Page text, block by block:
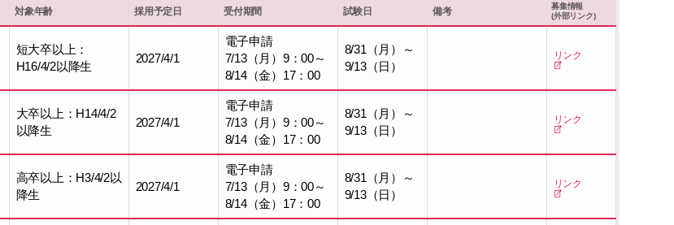
対象年齢 採用予定日 受付期間 試験日 備考
募集情報
(外部リンク)
短大卒以上：
H16/4/2以降生
2027/4/1
電子申請
7/13（月）9：00～
8/14（金）17：00
8/31（月）～
9/13（日）
リンク
大卒以上：H14/4/2
以降生
2027/4/1
電子申請
7/13（月）9：00～
8/14（金）17：00
8/31（月）～
9/13（日）
リンク
高卒以上：H3/4/2以
降生
2027/4/1
電子申請
7/13（月）9：00～
8/14（金）17：00
8/31（月）～
9/13（日）
リンク